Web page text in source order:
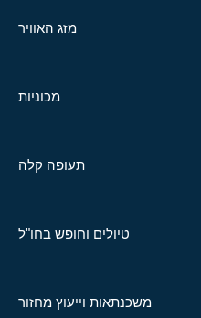
מזג האוויר
מכוניות
תעופה קלה
טיולים וחופש בחו"ל
משכנתאות וייעוץ מחזור